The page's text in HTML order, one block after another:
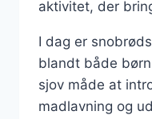
aktivitet, der
I dag er
blandt både
sjov måde at
madlavning og